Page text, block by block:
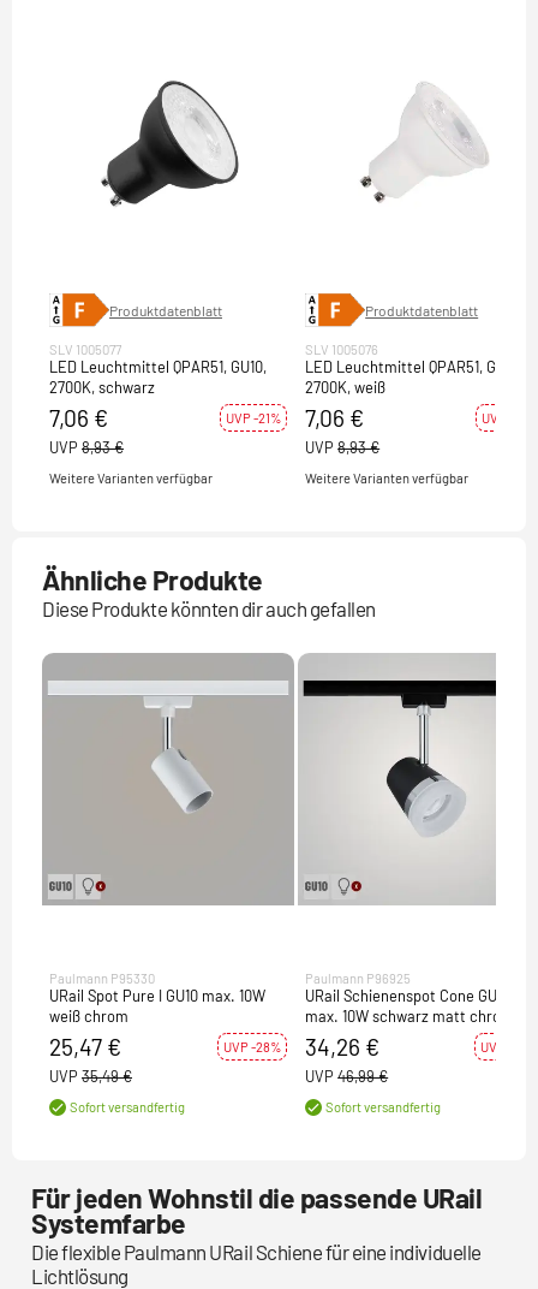
Produktdatenblatt
SLV 1005077
LED Leuchtmittel QPAR51, GU10,
2700K, schwarz
7,06 € UVP -21%
UVP 8,93 €
Weitere Varianten verfügbar
Produktdatenblatt
SLV 1005076
LED Leuchtmittel QPAR51, GU10,
2700K, weiß
7,06 € UVP -21%
UVP 8,93 €
Weitere Varianten verfügbar
Ähnliche Produkte
Diese Produkte könnten dir auch gefallen
Paulmann P95330
URail Spot Pure I GU10 max. 10W
weiß chrom
25,47 € UVP -28%
UVP 35,49 €
Sofort versandfertig
Paulmann P96925
URail Schienenspot Cone GU10
max. 10W schwarz matt chrom
34,26 € UVP -27%
UVP 46,99 €
Sofort versandfertig
Für jeden Wohnstil die passende URail
Systemfarbe
Die flexible Paulmann URail Schiene für eine individuelle
Lichtlösung